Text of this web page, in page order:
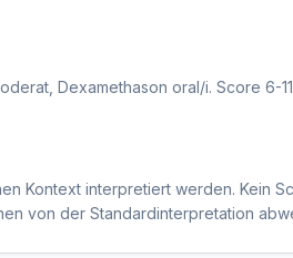
Dexamethason oral/i. Score 6-
Kontext interpretiert werden. Kein
von der Standardinterpretation